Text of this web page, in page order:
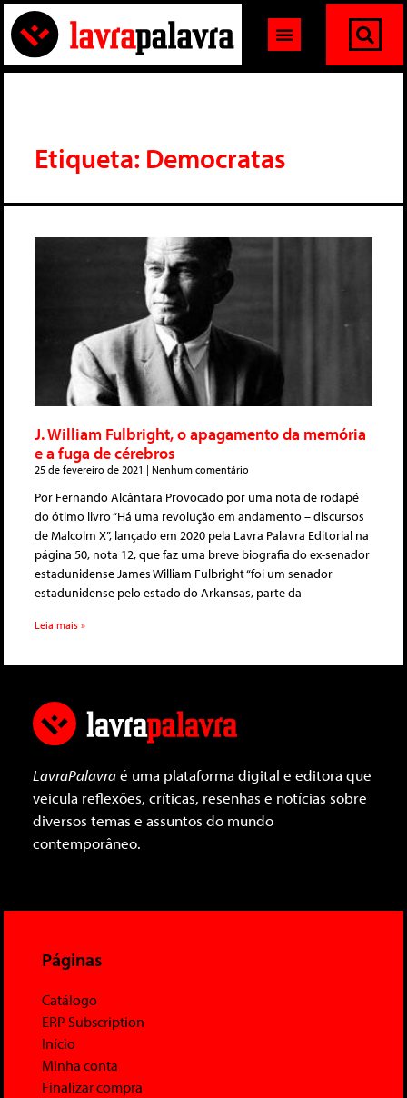
Etiqueta: Democratas
J. William Fulbright, o apagamento da memória
e a fuga de cérebros
25 de fevereiro de 2021 Nenhum comentário
Por Fernando Alcântara Provocado por uma nota de rodapé
do ótimo livro “Há uma revolução em andamento – discursos
de Malcolm X”, lançado em 2020 pela Lavra Palavra Editorial na
página 50, nota 12, que faz uma breve biografia do ex-senador
estadunidense James William Fulbright “foi um senador
estadunidense pelo estado do Arkansas, parte da
Leia mais »
LavraPalavraé uma plataforma digital e editora que
veicula reflexões, críticas, resenhas e notícias sobre
diversos temas e assuntos do mundo
contemporâneo.
Páginas
Catálogo
ERP Subscription
Início
Minha conta
Finalizar compra